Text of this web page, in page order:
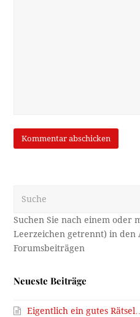
Neueste Beiträge
Eigentlich ein gutes Rätsel…